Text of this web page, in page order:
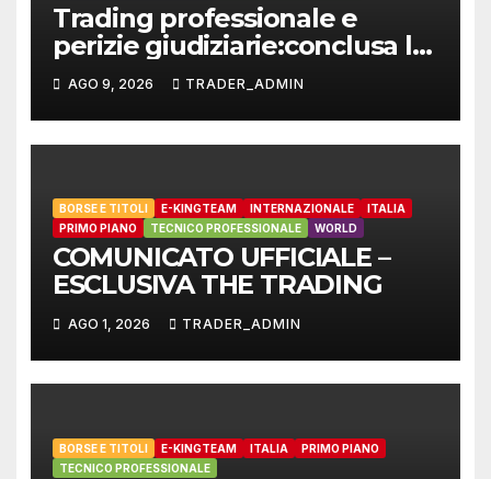
Trading professionale e
perizie giudiziarie:conclusa la
votazione per l’Inchiesta
Pubblica Finale della nuova
norma tecnica UNI per i
ProfessionistiBNT
AGO 9, 2026 TRADER_ADMIN
BORSE E TITOLI E-KINGTEAM INTERNAZIONALE
ITALIA
PRIMO PIANO
TECNICO PROFESSIONALE WORLD
COMUNICATO UFFICIALE –
ESCLUSIVA THE TRADING
AGO 1, 2026 TRADER_ADMIN
BORSE E TITOLI E-KINGTEAM ITALIA
PRIMO PIANO
TECNICO PROFESSIONALE